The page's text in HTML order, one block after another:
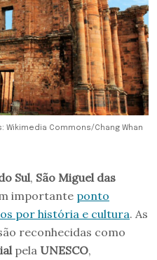
Commons/Chang Whan
Sul, São Miguel das
importante ponto
por história e cultura. As
reconhecidas como
pela UNESCO,